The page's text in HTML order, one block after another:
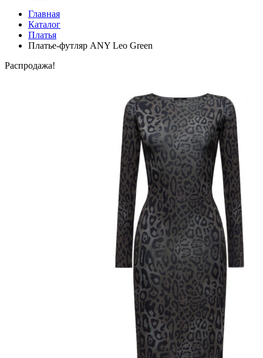
Главная
Каталог
Платья
Платье-футляр ANY Leo Green
Распродажа!